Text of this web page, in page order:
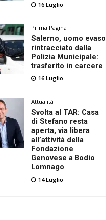
16 Luglio
Prima Pagina
Salerno, uomo evaso
rintracciato dalla
Polizia Municipale:
trasferito in carcere
16 Luglio
Attualità
Svolta al TAR: Casa
di Stefano resta
aperta, via libera
all’attività della
Fondazione
Genovese a Bodio
Lomnago
14 Luglio